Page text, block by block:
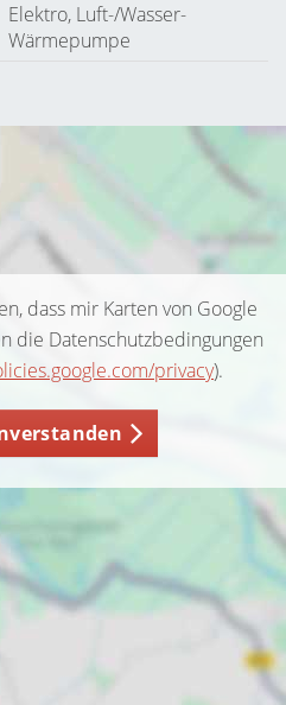
Elektro, Luft-/Wasser-
Wärmepumpe
dass mir Karten von Google
die Datenschutzbedingungen
privacy).